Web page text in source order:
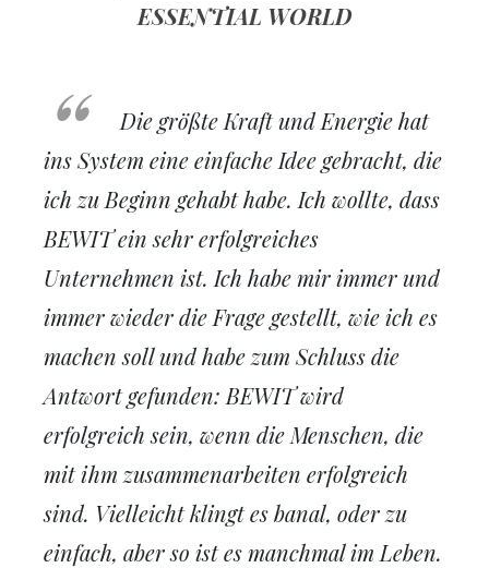
ESSENTIAL WORLD
Die größte Kraft und Energie hat
ins System eine einfache Idee gebracht, die
ich zu Beginn gehabt habe. Ich wollte, dass
BEWIT ein sehr erfolgreiches
Unternehmen ist. Ich habe mir immer und
immer wieder die Frage gestellt, wie ich es
machen soll und habe zum Schluss die
Antwort gefunden: BEWIT wird
erfolgreich sein, wenn die Menschen, die
mit ihm zusammenarbeiten erfolgreich
sind. Vielleicht klingt es banal, oder zu
einfach, aber so ist es manchmal im Leben.